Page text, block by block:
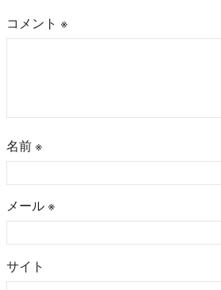
コメント※
名前※
メール※
サイト